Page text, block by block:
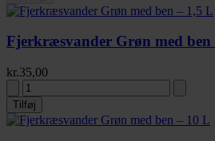
Fjerkræsvander Grøn med ben
kr.35,00
Tilføj